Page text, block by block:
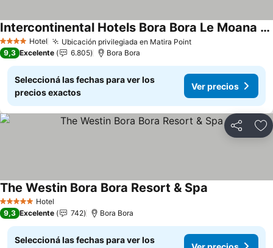
4 EstrellasHotel Ubicación privilegiada en Matira PointVer precios
Intercontinental Hotels Bora Bora Le Moana Resort By Ihg
Ver precios
9,3 Excelente 6.805 Bora Bora
Seleccioná las fechas para ver los
precios exactos
Ver precios
Compartir
5 Estrellas Hotel
The Westin Bora Bora Resort & Spa
9,3 Excelente 742 Bora Bora
Seleccioná las fechas para ver los